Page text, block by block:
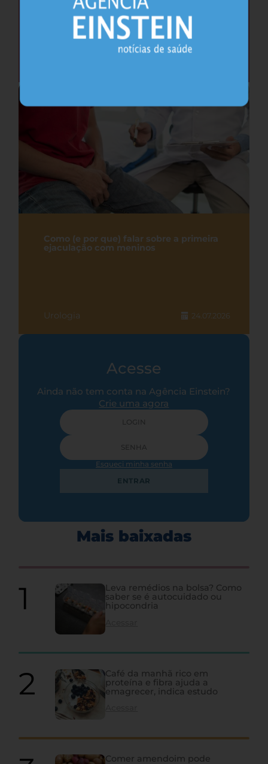
Como (e por que) falar sobre a primeira
ejaculação com meninos
Urologia 24.07.2026
Acesse
Ainda não tem conta na Agência Einstein?
Crie uma agora
Esqueci minha senha
ENTRAR
Mais baixadas
Leva remédios na bolsa? Como
saber se é autocuidado ou
hipocondria
Café da manhã rico em
proteína e fibra ajuda a
emagrecer, indica estudo
Comer amendoim pode